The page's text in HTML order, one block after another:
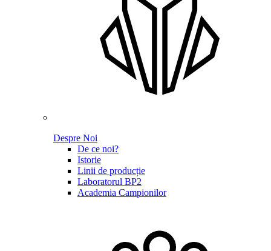
Despre Noi
De ce noi?
Istorie
Linii de producție
Laboratorul BP2
Academia Campionilor